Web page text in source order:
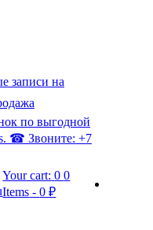
записи на
по выгодной
☎ Звоните: +7
Your cart: 00
Items -0 ₽